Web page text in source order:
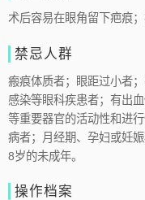
术后容易在眼角留下疤痕；
禁忌人群
瘢痕体质者；眼距过小者
感染等眼科疾患者；有出
等重要器官的活动性和进
病者；月经期、孕妇或妊
8岁的未成年。
操作档案